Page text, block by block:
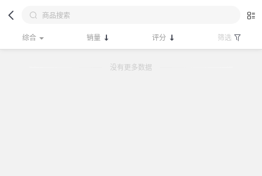
综合 销量 评分 筛选
没有更多数据